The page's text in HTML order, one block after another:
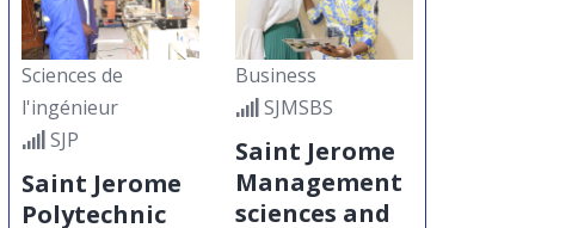
Sciences de
l'ingénieur
SJP
Saint Jerome
Polytechnic
Business
SJMSBS
Saint Jerome
Management
sciences and
11
MAI
niveau à Saint
Jérôme
Suite au communiqué de
Monsieur le Doyen de la
Faculté des Sciences
Économiques et de
Gestion...